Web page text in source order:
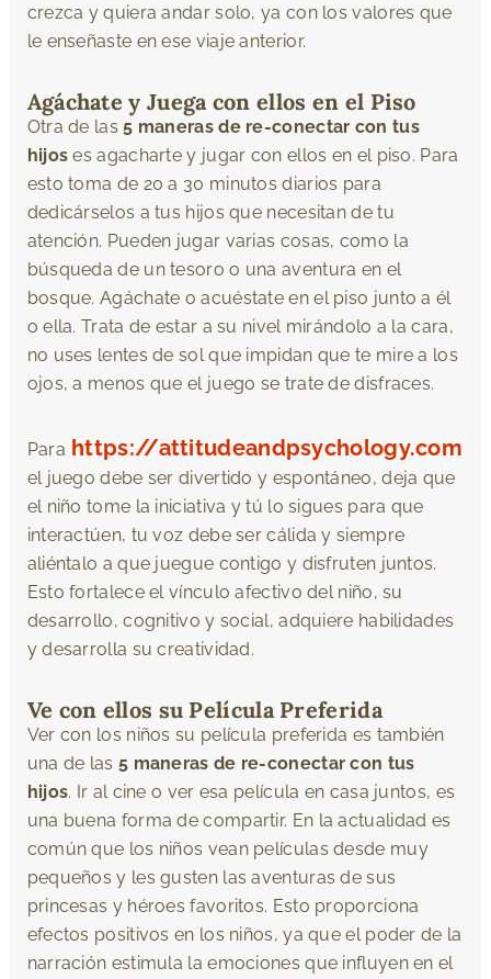
crezca y quiera andar solo, ya con los valores que
le enseñaste en ese viaje anterior.
Agáchate y Juega con ellos en el Piso
Otra de las5 maneras de re-conectar con tus
hijos es agacharte y jugar con ellos en el piso. Para
esto toma de 20 a 30 minutos diarios para
dedicárselos a tus hijos que necesitan de tu
atención. Pueden jugar varias cosas, como la
búsqueda de un tesoro o una aventura en el
bosque. Agáchate o acuéstate en el piso junto a él
o ella. Trata de estar a su nivel mirándolo a la cara,
no uses lentes de sol que impidan que te mire a los
ojos, a menos que el juego se trate de disfraces.
Para https://attitudeandpsychology.com
el juego debe ser divertido y espontáneo, deja que
el niño tome la iniciativa y tú lo sigues para que
interactúen, tu voz debe ser cálida y siempre
aliéntalo a que juegue contigo y disfruten juntos.
Esto fortalece el vínculo afectivo del niño, su
desarrollo, cognitivo y social, adquiere habilidades
y desarrolla su creatividad.
Ve con ellos su Película Preferida
Ver con los niños su película preferida es también
una de las 5 maneras de re-conectar con tus
hijos. Ir al cine o ver esa película en casa juntos, es
una buena forma de compartir. En la actualidad es
común que los niños vean películas desde muy
pequeños y les gusten las aventuras de sus
princesas y héroes favoritos. Esto proporciona
efectos positivos en los niños, ya que el poder de la
narración estimula la emociones que influyen en el